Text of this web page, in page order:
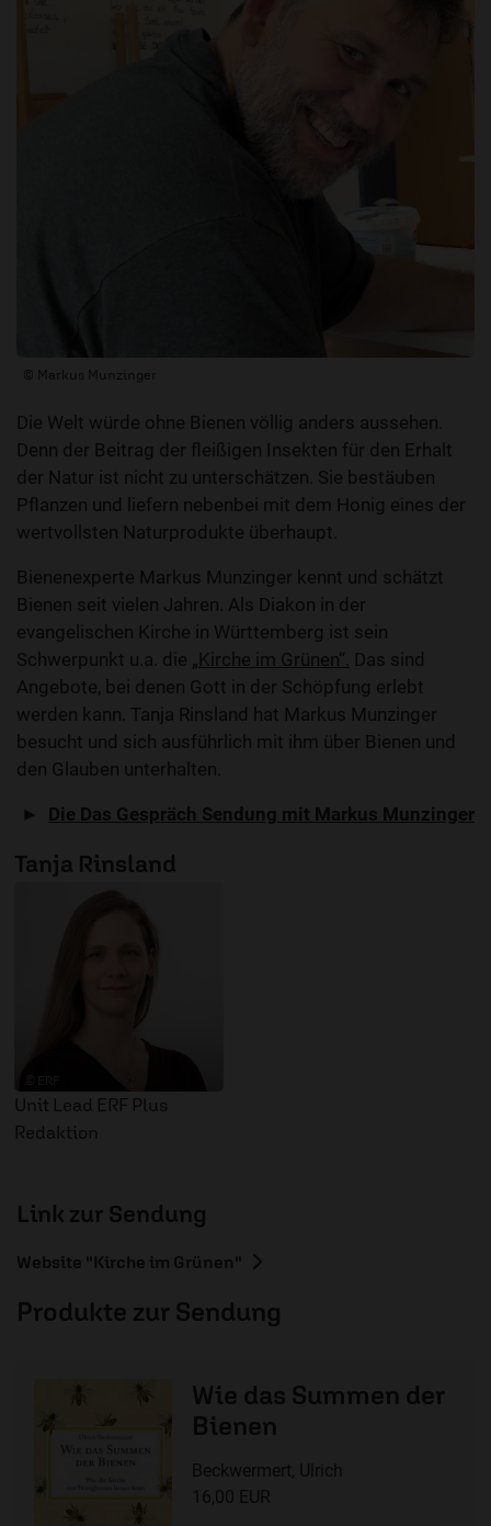
© Markus Munzinger
Die Welt würde ohne Bienen völlig anders aussehen.
Denn der Beitrag der fleißigen Insekten für den Erhalt
der Natur ist nicht zu unterschätzen. Sie bestäuben
Pflanzen und liefern nebenbei mit dem Honig eines der
wertvollsten Naturprodukte überhaupt.
Bienenexperte Markus Munzinger kennt und schätzt
Bienen seit vielen Jahren. Als Diakon in der
evangelischen Kirche in Württemberg ist sein
Schwerpunkt u.a. die „Kirche im Grünen“. Das sind
Angebote, bei denen Gott in der Schöpfung erlebt
werden kann. Tanja Rinsland hat Markus Munzinger
besucht und sich ausführlich mit ihm über Bienen und
den Glauben unterhalten.
► Die Das Gespräch Sendung mit Markus Munzinger
Tanja Rinsland
Unit Lead ERF Plus
Redaktion
Link zur Sendung
Website "Kirche im Grünen"
Produkte zur Sendung
Wie das Summen der
Bienen
Beckwermert, Ulrich
16,00 EUR